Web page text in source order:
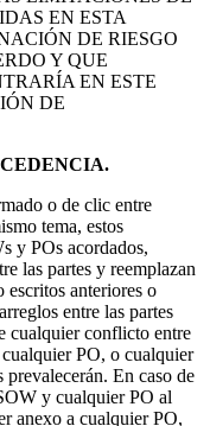
EN ESTA
DE RIESGO
Y QUE
EN ESTE
DE
o de clic entre
tema, estos
y POs acordados,
las partes y reemplazan
escritos anteriores o
entre las partes
cualquier conflicto entre
PO, o cualquier
prevalecerán. En caso de
y cualquier PO al
anexo a cualquier PO,